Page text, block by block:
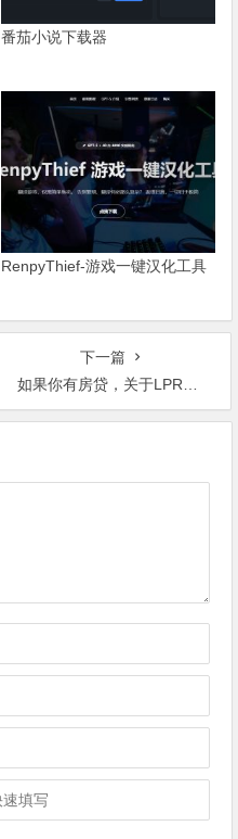
番茄小说下载器
RenpyThief-游戏一键汉化工具
下一篇
如果你有房贷，关于LPR，你需要了解，毕竟关乎你的房贷到底降息不降息